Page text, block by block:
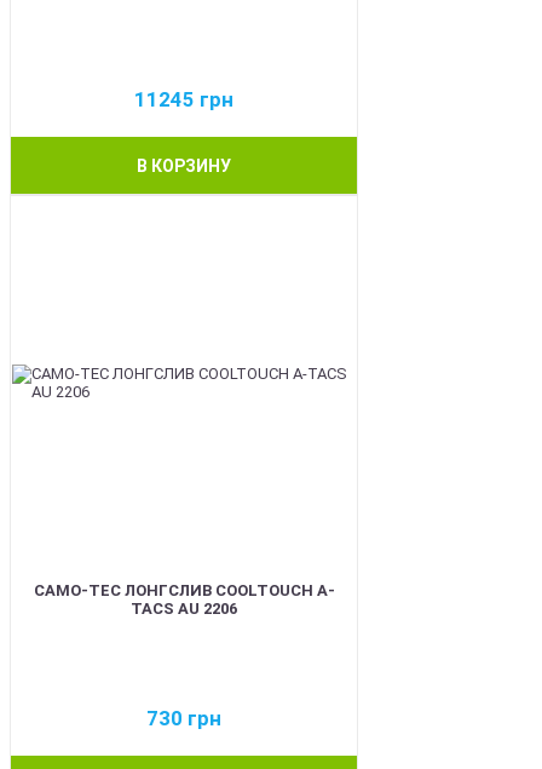
11245 грн
В КОРЗИНУ
CAMO-TEC ЛОНГСЛИВ COOLTOUCH A-
TACS AU 2206
730 грн